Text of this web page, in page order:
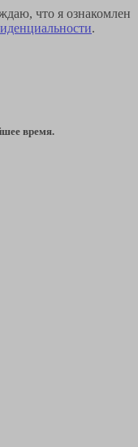
что я ознакомлен
.
время.